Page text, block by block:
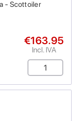
- Scottoiler
€163.95
Incl. IVA